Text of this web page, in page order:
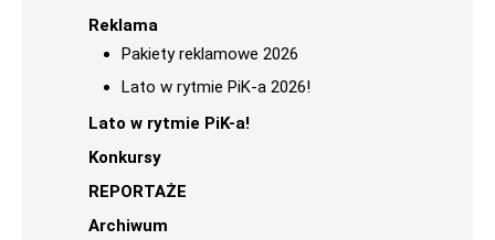
Reklama
Pakiety reklamowe 2026
Lato w rytmie PiK-a 2026!
Lato w rytmie PiK-a!
Konkursy
REPORTAŻE
Archiwum